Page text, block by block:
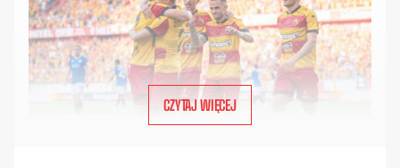
CZYTAJ WIĘCEJ